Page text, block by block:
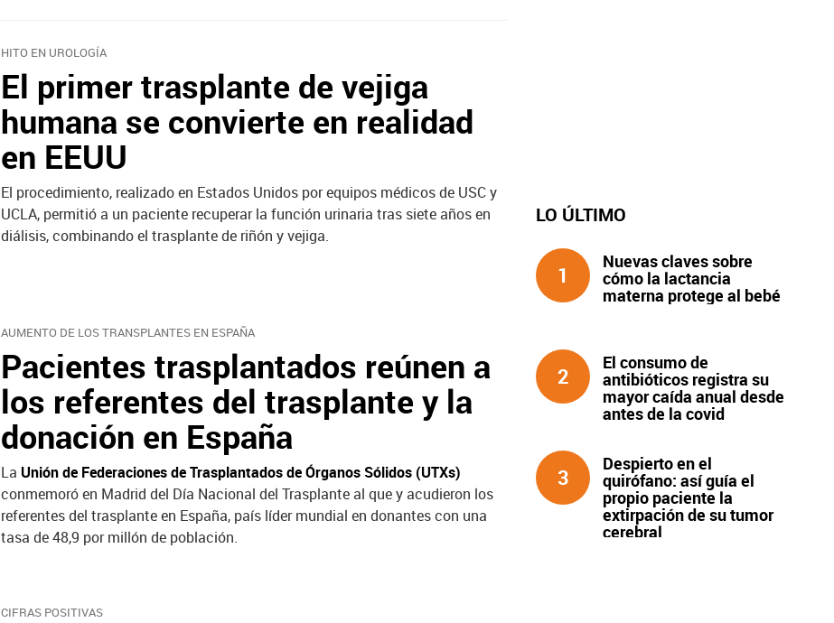
HITO EN UROLOGÍA
El primer trasplante de vejiga
humana se convierte en realidad
en EEUU
El procedimiento, realizado en Estados Unidos por equipos médicos de USC y
UCLA, permitió a un paciente recuperar la función urinaria tras siete años en
diálisis, combinando el trasplante de riñón y vejiga.
AUMENTO DE LOS TRANSPLANTES EN ESPAÑA
Pacientes trasplantados reúnen a
los referentes del trasplante y la
donación en España
La Unión de Federaciones de Trasplantados de Órganos Sólidos (UTXs)
conmemoró en Madrid del Día Nacional del Trasplante al que y acudieron los
referentes del trasplante en España, país líder mundial en donantes con una
tasa de 48,9 por millón de población.
CIFRAS POSITIVAS
LO ÚLTIMO
1
Nuevas claves sobre
cómo la lactancia
materna protege al bebé
2
El consumo de
antibióticos registra su
mayor caída anual desde
antes de la covid
3
Despierto en el
quirófano: así guía el
propio paciente la
extirpación de su tumor
cerebral